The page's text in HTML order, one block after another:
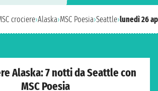
crociere›Alaska›MSC Poesia›Seattle›lunedì 26
Alaska: 7 notti da Seattle con
MSC Poesia